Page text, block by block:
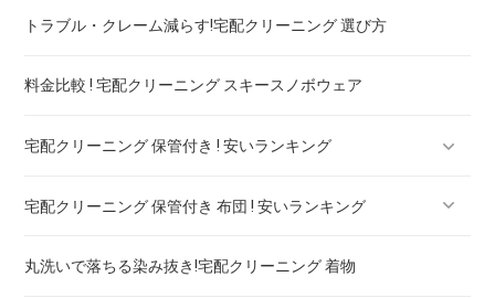
セーター・カーディガン
スラックス
ブランドジャケット！宅配クリーニング 高品質 料金 比較
ブランドブラウス！宅配クリーニング 高品質 料金 比較
ブランドネクタイ！宅配クリーニング 高品質 料金 比較
トラブル・クレーム減らす!宅配クリーニング 選び方
料金比較 ! 宅配クリーニング スキースノボウェア
宅配クリーニング 保管付き ! 安いランキング
宅配クリーニング 保管付き ブーツ ! 安いランキング
宅配クリーニング 保管付き コート ! 安いランキング
宅配クリーニング 保管付き 布団 ! 安いランキング
宅配クリーニング 保管付き 羽毛布団 ! 安いランキング
丸洗いで落ちる染み抜き!宅配クリーニング 着物